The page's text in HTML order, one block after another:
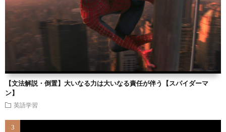
【文法解説・倒置】大いなる力は大いなる責任が伴う【スパイダーマ
ン】
英語学習